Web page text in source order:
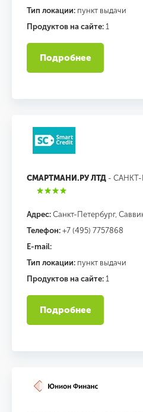
Тип локации: пункт выдачи
Продуктов на сайте: 1
Подробнее
СМАРТМАНИ.РУ ЛТД - САНКТ-
Адрес: Санкт-Петербург,
Телефон: +7 (495) 7757868
E-mail:
Тип локации: пункт выдачи
Продуктов на сайте: 1
Подробнее